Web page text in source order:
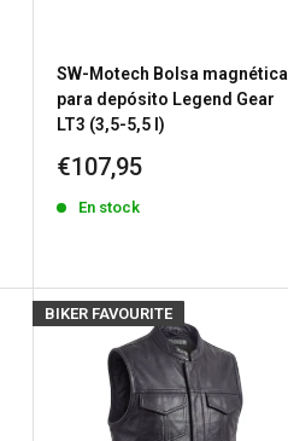
SW-Motech Bolsa magnética
para depósito Legend Gear
LT3 (3,5-5,5 l)
Precio
venta
€107,95
En stock
BIKER FAVOURITE